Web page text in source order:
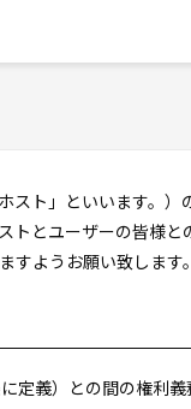
ト」といいます。
とユーザーの皆様と
ようお願い致します。
定義）との間の権利